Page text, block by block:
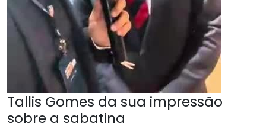
Tallis Gomes da sua impressão
sobre a sabatina